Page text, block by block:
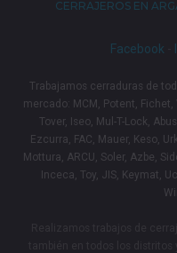
CERRAJEROS EN
Facebook
Trabajamos cerraduras de
mercado: MCM, Potent, Fichet,
Tover, Iseo, Mul-T-Lock,
Ezcurra, FAC, Mauer, Keso,
Mottura, ARCU, Soler, Azbe,
Inceca, Toy, JIS, Keymat,